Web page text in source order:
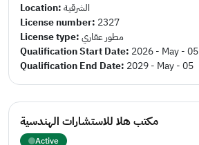
Location:الشرقية
License number: 2327
License type:مطور عقاري
Qualification Start Date: 2026 - May - 05
Qualification End Date: 2029 - May - 05
مكتب هلا للاستشارات الهندسية
Active